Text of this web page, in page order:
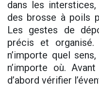
dans les
des brosse à poils
Les gestes de
précis et
n’importe quel
n’importe où.
d’abord vérifier